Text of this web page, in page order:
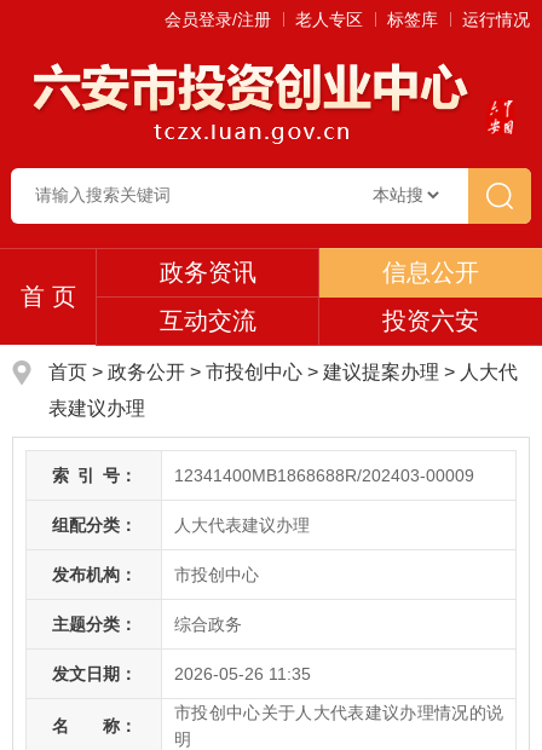
会员登录/注册 老人专区 标签库 运行情况
首 页
政务资讯
信息公开
互动交流
投资六安
首页 > 政务公开 > 市投创中心 > 建议提案办理 > 人大代
表建议办理
索 引 号： 12341400MB1868688R/202403-00009
组配分类： 人大代表建议办理
发布机构： 市投创中心
主题分类： 综合政务
发文日期： 2026-05-26 11:35
名 称：
市投创中心关于人大代表建议办理情况的说
明